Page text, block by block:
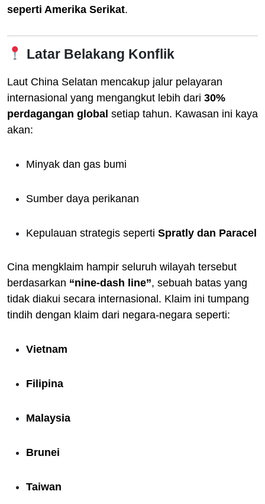
seperti Amerika Serikat.
Latar Belakang Konflik
Laut China Selatan mencakup jalur pelayaran
internasional yang mengangkut lebih dari 30%
perdagangan global setiap tahun. Kawasan ini kaya
akan:
Minyak dan gas bumi
Sumber daya perikanan
Kepulauan strategis seperti Spratly dan Paracel
Cina mengklaim hampir seluruh wilayah tersebut
berdasarkan “nine-dash line”, sebuah batas yang
tidak diakui secara internasional. Klaim ini tumpang
tindih dengan klaim dari negara-negara seperti:
Vietnam
Filipina
Malaysia
Brunei
Taiwan